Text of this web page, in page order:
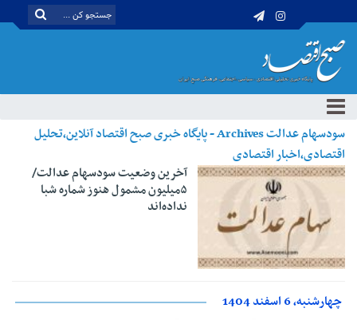
سودسهام عدالت Archives - پایگاه خبری صبح اقتصاد آنلاین،تحلیل
اقتصادی،اخبار اقتصادی
آخرین وضعیت سودسهام عدالت/
۵میلیون مشمول هنوز شماره شبا
نداده‌اند
چهارشنبه، 6 اسفند 1404